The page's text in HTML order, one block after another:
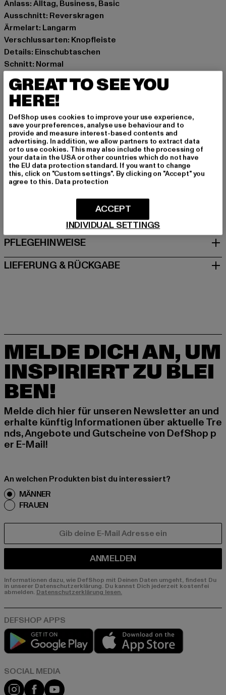
Anlass: Alltag, Business, Basic
Ausschnitt: Reverskragen
Ärmelart: Langarm
Verschlussarten: Knopfleiste
Details: Einschubtaschen
Schnitt: Normal
Marke: Urban Classics
Kat.: Blazer
Farbe: schwarz
Hersteller Farbe: black
Materialzusammensetzung: 94% Polyester, 6% Elasthan
Art.Nr: TB6946-00007
Hersteller: TB International GmbH |info@tbint.de
Dr.-Robert-Murjahn-Straße 7 | 64372 Ober-Ramstadt |
DE
GRÖSSE & PASSFORM
PFLEGEHINWEISE
LIEFERUNG & RÜCKGABE
MELDE DICH AN, UM
INSPIRIERT ZU BLEI
BEN!
Melde dich hier für unseren Newsletter an und
erhalte künftig Informationen über aktuelle Tre
nds, Angebote und Gutscheine von DefShop p
er E-Mail!
An welchen Produkten bist du interessiert?
MÄNNER
FRAUEN
ANMELDEN
Informationen dazu, wie DefShop mit Deinen Daten umgeht, findest Du
in unserer Datenschutzerklärung. Du kannst Dich jederzeit kostenfei
abmelden. Datenschutzerklärung lesen.
Play market
Instagram
FacebookYouTube
GREAT TO SEE YOU
HERE!
DefShop uses cookies to improve your use experience,
save your preferences, analyse use behaviour and to
provide and measure interest-based contents and
advertising. In addition, we allow partners to extract data
or to use cookies. This may also include the processing of
your data in the USA or other countries which do not have
the EU data protection standard. If you want to change
this, click on "Custom settings". By clicking on "Accept" you
agree to this. Data protection
INDIVIDUAL SETTINGS
ACCEPT